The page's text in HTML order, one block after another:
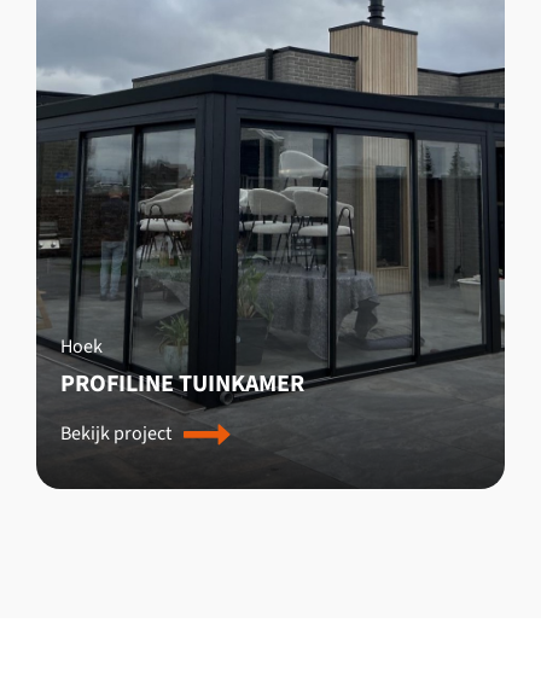
Hoek
PROFILINE TUINKAMER
Bekijk project